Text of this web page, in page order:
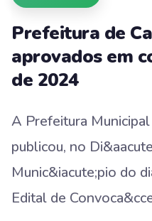
Prefeitura de
aprovados em
de 2024
A Prefeitura
publicou, no
Munic&iacute;pio do
Edital de